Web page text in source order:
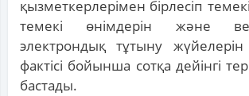
қызметкерлерімен бірлесіп
темекі өнімдерін және
электрондық тұтыну
фактісі бойынша сотқа дейінгі
бастады.